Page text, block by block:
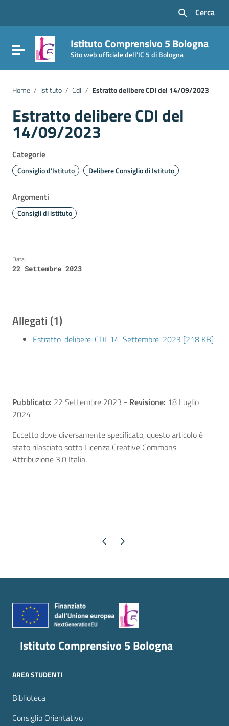
Vai al footer
Cerca
Attiva / disattiva la navigazione
Istituto Comprensivo 5 Bologna
Sito web ufficiale dell'IC 5 di Bologna
Home / Istituto / CdI / Estratto delibere CDI del 14/09/2023
Estratto delibere CDI del
14/09/2023
Categorie
Consiglio d'Istituto Delibere Consiglio di Istituto
Argomenti
Consigli di istituto
Data:
22 Settembre 2023
Allegati (1)
Estratto-delibere-CDI-14-Settembre-2023 [218 KB]
Pubblicato: 22 Settembre 2023 - Revisione: 18 Luglio
2024
Eccetto dove diversamente specificato, questo articolo è
stato rilasciato sotto Licenza Creative Commons
Attribuzione 3.0 Italia.
Pagina precedente
Pagina successiva
Istituto Comprensivo 5 Bologna
AREA STUDENTI
Biblioteca
Consiglio Orientativo